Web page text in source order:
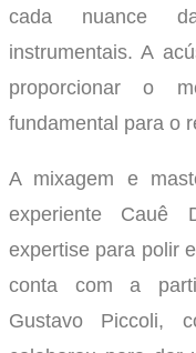
cada nuance
instrumentais. A
proporcionar o
fundamental para o
A mixagem e
experiente Cauê
expertise para polir
conta com a
Gustavo Piccoli,